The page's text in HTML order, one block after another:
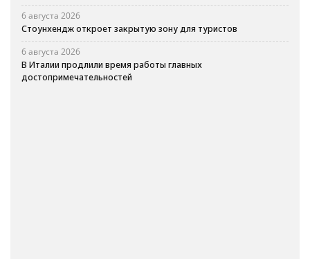
6 августа 2026
Стоунхендж откроет закрытую зону для туристов
6 августа 2026
В Италии продлили время работы главных
достопримечательностей